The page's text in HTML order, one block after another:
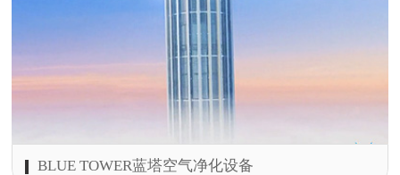
BLUE TOWER蓝塔空气净化设备